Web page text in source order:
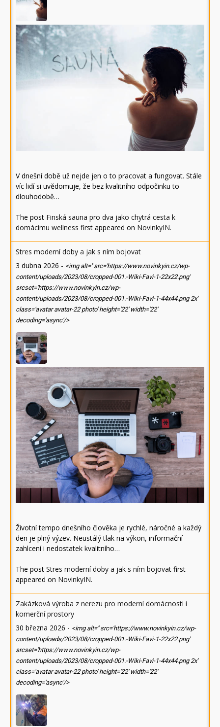
V dnešní době už nejde jen o to pracovat a fungovat. Stále
víc lidí si uvědomuje, že bez kvalitního odpočinku to
dlouhodobě…
The post Finská sauna pro dva jako chytrá cesta k
domácímu wellness first appeared on NovinkyIN.
Stres moderní doby a jak s ním bojovat
3 dubna 2026 - <img alt='' src='https://www.novinkyin.cz/wp-
content/uploads/2023/08/cropped-001.-Wiki-Favi-1-22x22.png'
srcset='https://www.novinkyin.cz/wp-
content/uploads/2023/08/cropped-001.-Wiki-Favi-1-44x44.png 2x'
class='avatar avatar-22 photo' height='22' width='22'
decoding='async'/>
Životní tempo dnešního člověka je rychlé, náročné a každý
den je plný výzev. Neustálý tlak na výkon, informační
zahlcení i nedostatek kvalitního…
The post Stres moderní doby a jak s ním bojovat first
appeared on NovinkyIN.
Zakázková výroba z nerezu pro moderní domácnosti i
komerční prostory
30 března 2026 - <img alt='' src='https://www.novinkyin.cz/wp-
content/uploads/2023/08/cropped-001.-Wiki-Favi-1-22x22.png'
srcset='https://www.novinkyin.cz/wp-
content/uploads/2023/08/cropped-001.-Wiki-Favi-1-44x44.png 2x'
class='avatar avatar-22 photo' height='22' width='22'
decoding='async'/>